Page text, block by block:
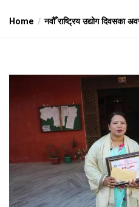
Home नवौँ राष्ट्रिय उद्योग दिवसका